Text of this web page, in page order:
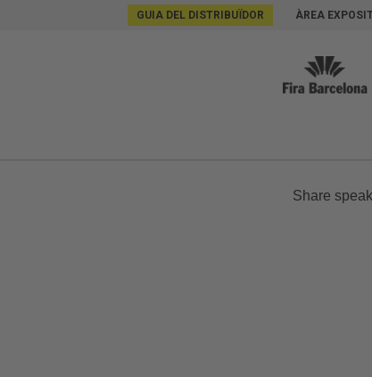
GUIA DEL DISTRIBUÏDOR ÀREA
Share